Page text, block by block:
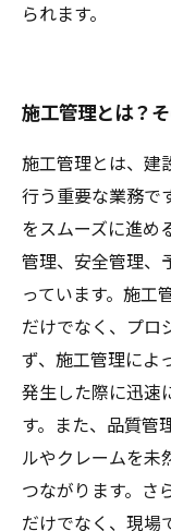
られます。
施工管理とは？
施工管理とは、建
行う重要な業務で
をスムーズに進め
管理、安全管理、
っています。施工
だけでなく、プロ
ず、施工管理によ
発生した際に迅速
す。また、品質管
ルやクレームを未
つながります。さ
だけでなく、現場